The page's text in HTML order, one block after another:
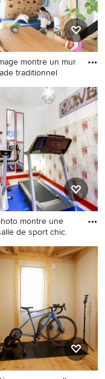
montre un mur
traditionnel
montre un mur
traditionnel avec
blanc et parquet clair.
montre une
de sport chic.
montre une
de sport chic.